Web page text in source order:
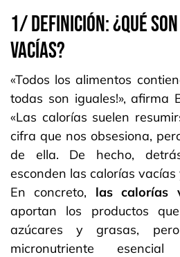
1/ DEFINICIÓN: ¿QUÉ
VACÍAS?
«Todos los alimentos
todas son iguales!», afirma
«Las calorías suelen
cifra que nos obsesiona,
de ella. De hecho,
esconden las calorías vacías
En concreto, las calorías
aportan los productos
azúcares y grasas,
micronutriente